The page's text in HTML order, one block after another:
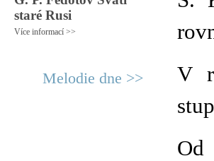
staré Rusi
Více informací >>
Melodie dne >>
V
Od